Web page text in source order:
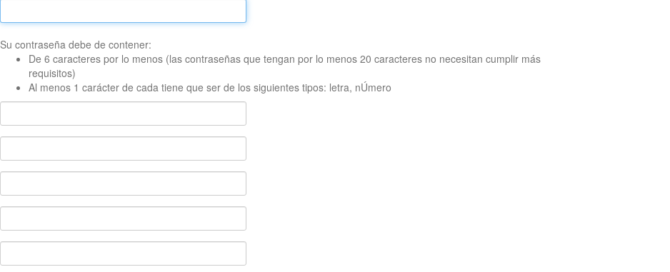
Su contraseña debe de contener:
De 6 caracteres por lo menos (las contraseñas que tengan por lo menos 20 caracteres no necesitan cumplir más
requisitos)
Al menos 1 carácter de cada tiene que ser de los siguientes tipos: letra, nÚmero